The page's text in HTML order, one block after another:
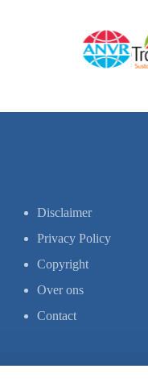
Disclaimer
Privacy Policy
Copyright
Over ons
Contact